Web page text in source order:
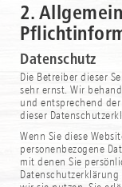
2.
Datenschutz
Die Betreiber dieser
sehr ernst. Wir
und entsprechend
dieser
Wenn Sie diese
personenbezogene
mit denen Sie